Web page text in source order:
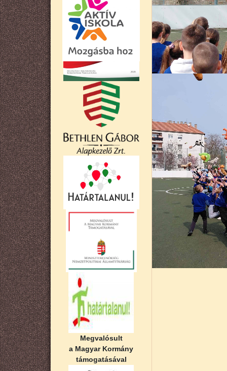
Megvalósult
a Magyar Kormány
támogatásával